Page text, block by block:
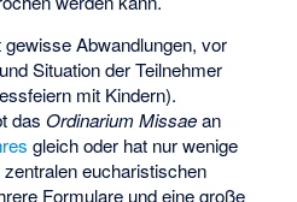
gewisse Abwandlungen, vor
Situation der Teilnehmer
mit Kindern).
dasOrdinarium Missaean
gleich oder hat nur wenige
eucharistischen
Formulare und eine große